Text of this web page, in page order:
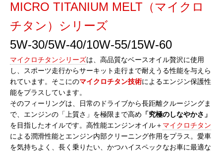
MICRO TITANIUM MELT（マイクロ
チタン）シリーズ
5W-30/5W-40/10W-55/15W-60
マイクロチタンシリーズは、高品質なベースオイル贅沢に使用
し、スポーツ走行からサーキット走行まで耐えうる性能を与えら
れています。そこにのマイクロチタン技術によるエンジン保護性
能をプラスしています。
そのフィーリングは、日常のドライブから長距離クルージングま
で、エンジンの「上質さ」を極限まで高め 「究極のしなやかさ」
を目指したオイルです。高性能エンジンオイル＋ マイクロチタン
による潤滑性能とエンジン内部クリーニング作用をプラス。愛車
を気持ちよく、長く乗りたい、かつハイスペックなお車に最適な